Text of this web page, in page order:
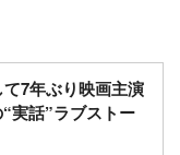
7年ぶり映画主演
実話”ラブストー